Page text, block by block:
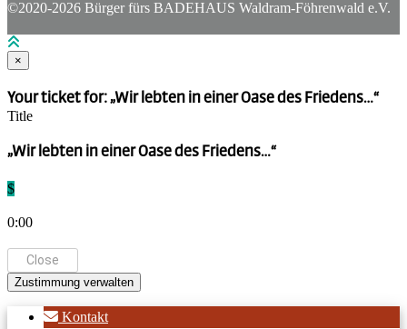
©2020-2026 Bürger fürs BADEHAUS Waldram-Föhrenwald e.V.
×
Your ticket for: „Wir lebten in einer Oase des Friedens…“
Title
„Wir lebten in einer Oase des Friedens…“
$
0:00
Close
Zustimmung verwalten
Kontakt